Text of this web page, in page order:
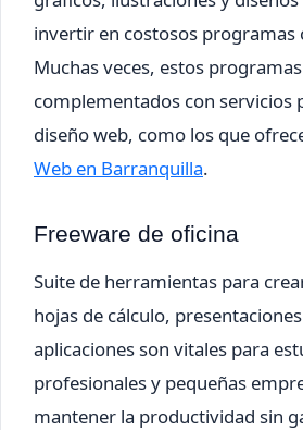
invertir en costosos programas
Muchas veces, estos
complementados con servicios
diseño web, como los que
Web en Barranquilla.
Freeware de oficina
Suite de herramientas para
hojas de cálculo,
aplicaciones son vitales para
profesionales y pequeñas
mantener la productividad sin